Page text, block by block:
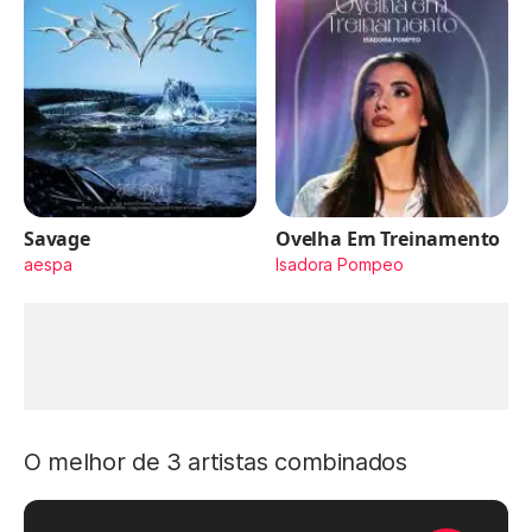
Savage
aespa
Ovelha Em Treinamento
Isadora Pompeo
O melhor de 3 artistas combinados